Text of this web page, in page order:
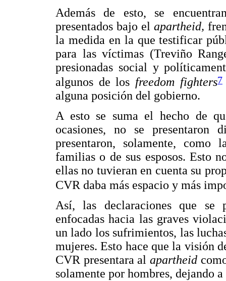
Además de esto, se
presentados bajo elapartheid,
la medida en la que testificar
para las víctimas (Treviño
presionadas social y
algunos de los freedom fighters7
alguna posición del gobierno.
A esto se suma el hecho de
ocasiones, no se presentaron
presentaron, solamente, como
familias o de sus esposos. Esto
ellas no tuvieran en cuenta su
CVR daba más espacio y más
Así, las declaraciones que se
enfocadas hacia las graves
un lado los sufrimientos, las
mujeres. Esto hace que la visión
CVR presentara alapartheid
solamente por hombres, dejando